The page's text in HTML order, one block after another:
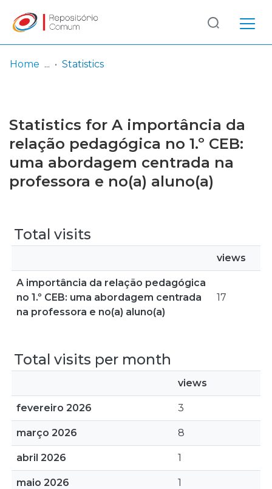
Browse repository
Entities
Log
In
(current)
Home Statistics
Statistics for A importância da
relação pedagógica no 1.º CEB:
uma abordagem centrada na
professora e no(a) aluno(a)
Total visits
views
A importância da relação pedagógica
no 1.º CEB: uma abordagem centrada
na professora e no(a) aluno(a)
17
Total visits per month
views
fevereiro 2026 3
março 2026 8
abril 2026 1
maio 2026 1